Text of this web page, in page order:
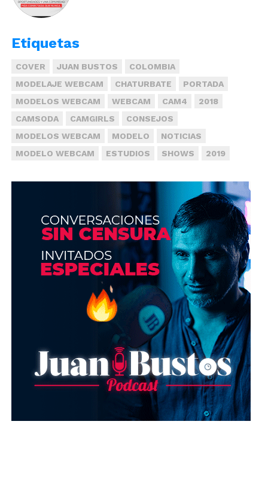
Etiquetas
COVER JUAN BUSTOS
COLOMBIA
MODELAJE WEBCAM
CHATURBATE
PORTADA
MODELOS WEBCAM
WEBCAM CAM4
2018
CAMSODA
CAMGIRLS
CONSEJOS
MODELOS WEBCAM
MODELO
NOTICIAS
MODELO WEBCAM
ESTUDIOS SHOWS 2019